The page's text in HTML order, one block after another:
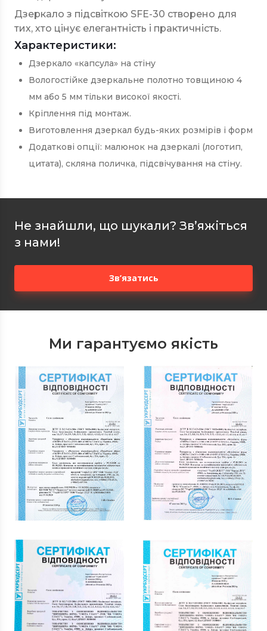
Дзеркало з підсвіткою SFE-30 створено для
тих, хто цінує елегантність і практичність.
Характеристики:
Дзеркало «капсула» на стіну
Вологостійке дзеркальне полотно товщиною 4
мм або 5 мм тільки високої якості.
Кріплення під монтаж.
Виготовлення дзеркал будь-яких розмірів і форм
Додаткові опції: малюнок на дзеркалі (логотип,
цитата), скляна поличка, підсвічування на стіну.
Не знайшли, що шукали? Зв’яжіться
з нами!
Зв’язатись
Ми гарантуємо якість